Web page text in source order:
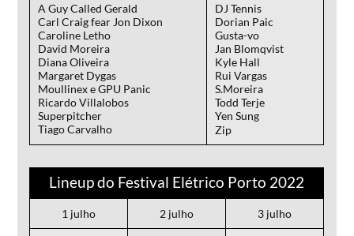
A Guy Called Gerald
Carl Craig fear Jon Dixon
Caroline Letho
David Moreira
Diana Oliveira
Margaret Dygas
Moullinex e GPU Panic
Ricardo Villalobos
Superpitcher
Tiago Carvalho
DJ Tennis
Dorian Paic
Gusta-vo
Jan Blomqvist
Kyle Hall
Rui Vargas
S.Moreira
Todd Terje
Yen Sung
Zip
Lineup do Festival Elétrico Porto 2022
1 julho 2 julho 3 julho